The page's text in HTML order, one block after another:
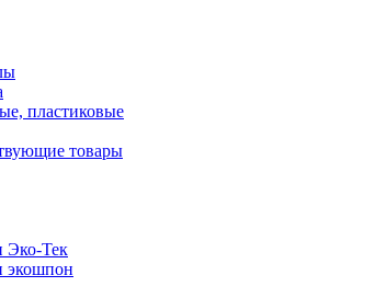
пластиковые
товары
Эко-Тек
экошпон